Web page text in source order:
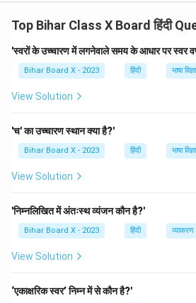
पर मोम की परत चढ़ाने के संदर्भ में प्रयोग
Download Solution in
Top Bihar Class X Board हिंदी
'स्वरों के उच्चारण में लगनेवाले समय के आधार पर स्वर
Bihar Board X - 2023 हिंदी भाषा
View Solution
'च' का उच्चारण स्थान क्या है?'
Bihar Board X - 2023 हिंदी भाषा
View Solution
'निम्नलिखित में अंतःस्थ व्यंजन कौन है?'
Bihar Board X - 2023 हिंदी व्याकरण
View Solution
‘एकाक्षरिक स्वर’ निम्न में से कौन है?'